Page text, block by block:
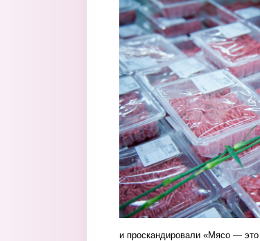
4.jpg
и проскандировали «Мясо — это